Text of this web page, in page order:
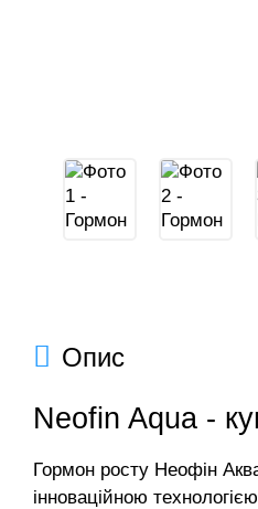
Опис
Neofin Aqua -
Гормон росту Неофін
інноваційною